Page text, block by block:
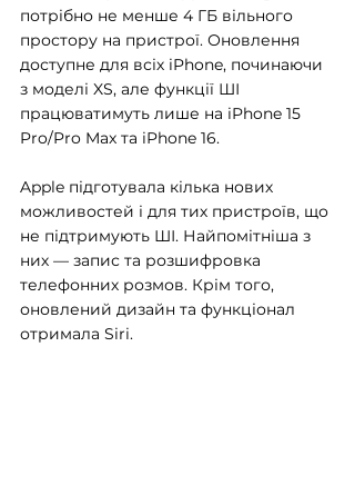
потрібно не менше 4 ГБ вільного
простору на пристрої. Оновлення
доступне для всіх iPhone, починаючи
з моделі XS, але функції ШІ
працюватимуть лише на iPhone 15
Pro/Pro Max та iPhone 16.
Apple підготувала кілька нових
можливостей і для тих пристроїв, що
не підтримують ШІ. Найпомітніша з
них — запис та розшифровка
телефонних розмов. Крім того,
оновлений дизайн та функціонал
отримала Siri.